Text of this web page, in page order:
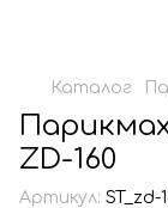
Каталог
ZD-160
Артикул: ST_zd-